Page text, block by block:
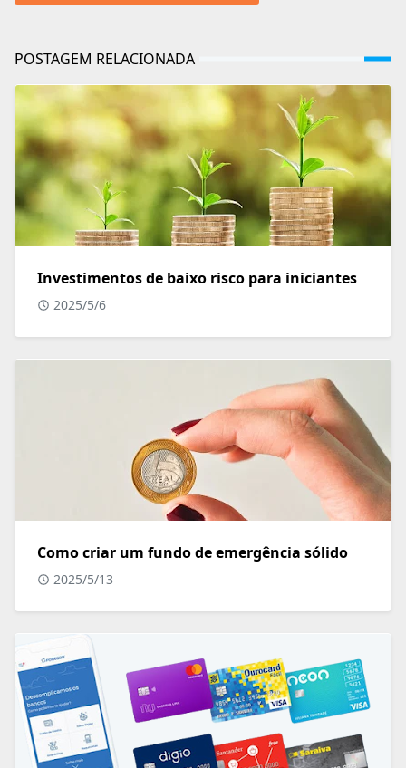
POSTAGEM RELACIONADA
Investimentos de baixo risco para iniciantes
2025/5/6
Como criar um fundo de emergência sólido
2025/5/13